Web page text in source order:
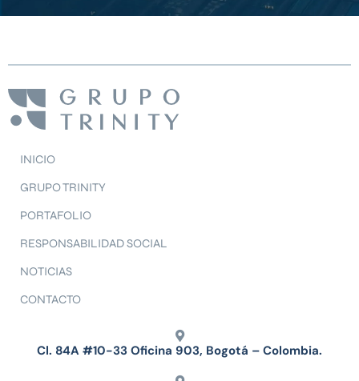
INICIO
GRUPO TRINITY
PORTAFOLIO
RESPONSABILIDAD SOCIAL
NOTICIAS
CONTACTO
Cl. 84A #10-33 Oficina 903, Bogotá – Colombia.